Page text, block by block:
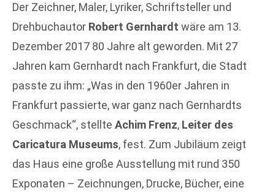
Der Zeichner, Maler, Lyriker, Schriftsteller und
Drehbuchautor Robert Gernhardt wäre am 13.
Dezember 2017 80 Jahre alt geworden. Mit 27
Jahren kam Gernhardt nach Frankfurt, die Stadt
passte zu ihm: „Was in den 1960er Jahren in
Frankfurt passierte, war ganz nach Gernhardts
Geschmack“, stellte Achim Frenz, Leiter des
Caricatura Museums, fest. Zum Jubiläum zeigt
das Haus eine große Ausstellung mit rund 350
Exponaten – Zeichnungen, Drucke, Bücher, eine